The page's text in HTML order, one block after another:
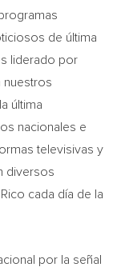
de última
liderado por
nuestros
última
nacionales e
televisivas y
diversos
cada día de la
por la señal